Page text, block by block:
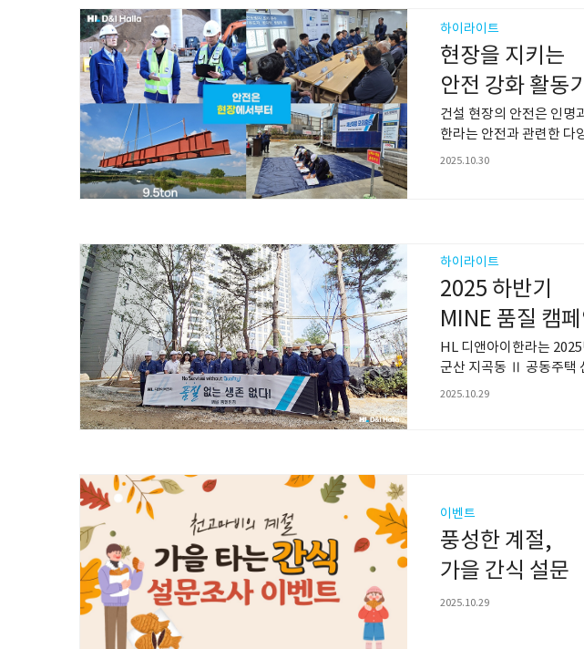
하이라이트
현장을 지키는
안전 강화 활동기
건설 현장의 안전은 인명
한라는 안전과 관련한 다
2025.10.30
하이라이트
2025 하반기
MINE 품질 캠
HL 디앤아이한라는
군산 지곡동 Ⅱ 공동주택
2025.10.29
이벤트
풍성한 계절,
가을 간식 설문
2025.10.29